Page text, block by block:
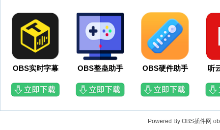
OBS实时字幕 OBS整蛊助手 OBS硬件助手 听
Powered By OBS插件网